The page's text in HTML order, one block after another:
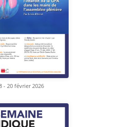
- 20 février 2026